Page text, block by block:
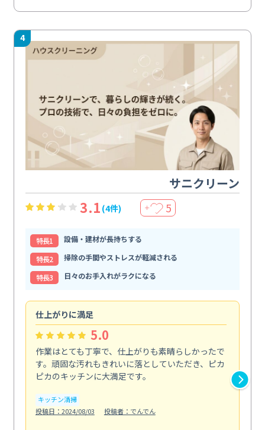
4
サニクリーン
3.1 (4件) ＋ 5
特⻑1
設備・建材が長持ちする
特⻑2
掃除の手間やストレスが軽減される
特⻑3
日々のお手入れがラクになる
仕上がりに満足
5.0
作業はとても丁寧で、仕上がりも素晴らしかったで
す。頑固な汚れもきれいに落としていただき、ピカ
ピカのキッチンに大満足です。
キッチン清掃
投稿日：2024/08/03
投稿者：でんでん